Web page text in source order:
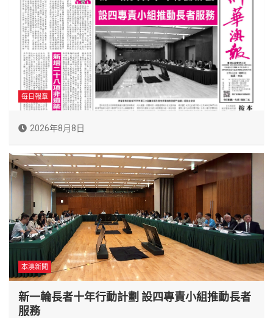
每日報章
2026年8月8日
本澳新聞
新一輪長者十年行動計劃 設四專責小組推動長者
服務